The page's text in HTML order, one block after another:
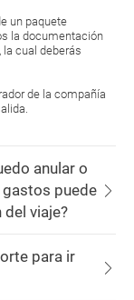
un paquete
la documentación
la cual deberás
de la compañía
anular o
gastos puede
viaje?
para ir